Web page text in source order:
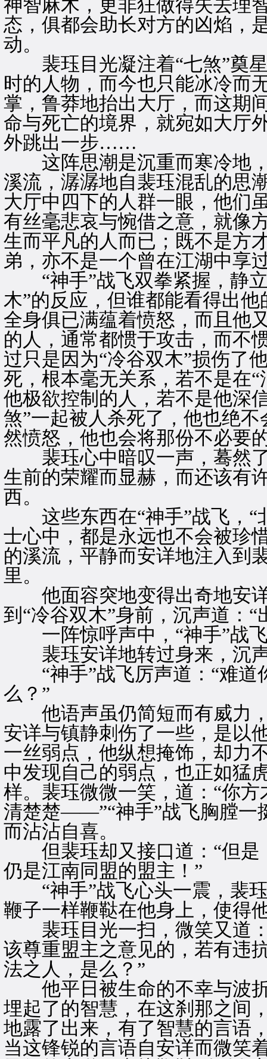
神智麻木，更非狂做得失去理
态，俱都会助长对方的凶焰，
动。
裴珏目光凝注着“七煞”奠星
时的人物，而今也只能冰冷而
掌，鲁莽地抬出大厅，而这期
命与死亡的境界，就宛如大厅
外跳出一步……
这阵思潮是沉重而寒冷地，
溪流，潺潺地自裴珏混乱的思
大厅中四下的人群一眼，他们
有丝毫悲哀与惋借之意，就像
生而平凡的人而已；既不是方
弟，亦不是一个曾在江湖中享
“神手”战飞双拳紧握，静立
木”的反应，但谁都能看得出
全身俱已满蕴着愤怒，而且
的人，通常都惯于攻击，而不
过只是因为“冷谷双木”损伤了
死，根本毫无关系，若不是在
他极欲控制的人，若不是他深
煞”一起被人杀死了，他也绝
然愤怒，他也会将那份不必要
裴珏心中暗叹一声，蓦然了
生前的荣耀而显赫，而还该有
西。
这些东西在“神手”战飞，“
士心中，都是永远也不会被珍
的溪流，平静而安详地注入到
里。
他面容突地变得出奇地安详
到“冷谷双木”身前，沉声道：“
一阵惊呼声中，“神手”战飞
裴珏安详地转过身来，沉声
“神手”战飞厉声道：“难道
么？”
他语声虽仍简短而有威力，
安详与镇静刺伤了一些，是以
一丝弱点，他纵想掩饰，却力
中发现自己的弱点，也正如猛
样。裴珏微微一笑，道：“你
清楚楚——”“神手”战飞胸膛一
而沾沾自喜。
但裴珏却又接口道：“但是
仍是江南同盟的盟主！”
“神手”战飞心头一震，裴珏
鞭子一样鞭鞑在他身上，使得
裴珏目光一扫，微笑又道：
该尊重盟主之意见的，若有违
法之人，是么？”
他平日被生命的不幸与波折
埋起了的智慧，在这刹那之间
地露了出来，有了智慧的言语
当这锋锐的言语自安详而微笑